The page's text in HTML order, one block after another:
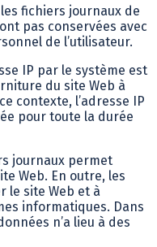
fichiers journaux de
pas conservées avec
de l’utilisateur.
IP par le système est
du site Web à
contexte, l’adresse IP
pour toute la durée
journaux permet
Web. En outre, les
le site Web et à
informatiques. Dans
n’a lieu à des